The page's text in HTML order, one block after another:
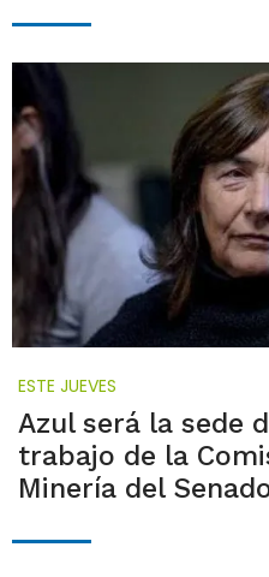
ESTE JUEVES
Azul será la sede
trabajo de la
Minería del